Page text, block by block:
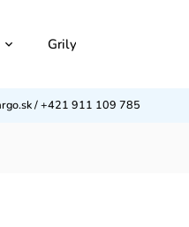
Grily
/ +421 911 109 785